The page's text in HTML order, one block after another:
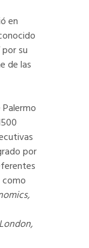
en
su
de las
por